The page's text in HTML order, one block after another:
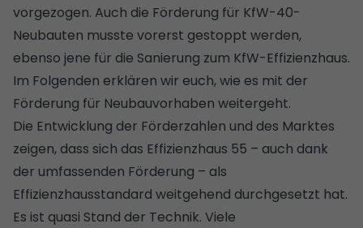
vorgezogen. Auch die Förderung für KfW-40-
Neubauten musste vorerst gestoppt werden,
ebenso jene für die Sanierung zum KfW-Effizienzhaus.
Im Folgenden erklären wir euch, wie es mit der
Förderung für Neubauvorhaben weitergeht.
Die Entwicklung der Förderzahlen und des Marktes
zeigen, dass sich das Effizienzhaus 55 – auch dank
der umfassenden Förderung – als
Effizienzhausstandard weitgehend durchgesetzt hat.
Es ist quasi Stand der Technik. Viele